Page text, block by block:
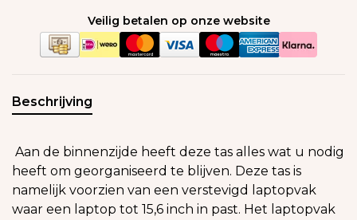
Veilig betalen op onze website
Beschrijving
Aan de binnenzijde heeft deze tas alles wat u nodig
heeft om georganiseerd te blijven. Deze tas is
namelijk voorzien van een verstevigd laptopvak
waar een laptop tot 15,6 inch in past. Het laptopvak